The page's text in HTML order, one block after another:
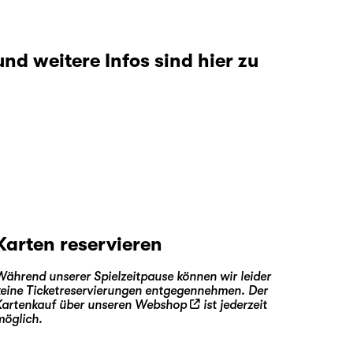
weitere Infos sind hier zu
reservieren
unserer Spielzeitpause können wir leider
Ticketreservierungen entgegennehmen. Der
über unseren Webshop
ist jederzeit